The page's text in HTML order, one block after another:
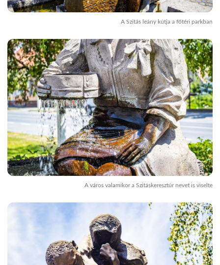
A Szitás leány kútja a főtéri parkban
A város valamikor a Szitáskeresztúr nevet is viselte